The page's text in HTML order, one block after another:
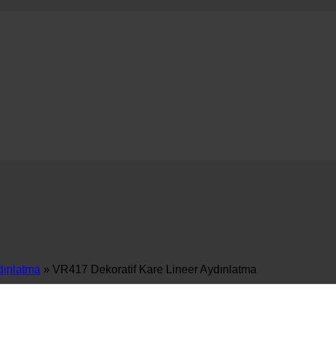
» VR417 Dekoratif Kare Lineer Aydınlatma